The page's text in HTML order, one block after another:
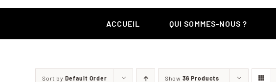
ACCUEIL QUI SOMMES-NOUS ?
Sort by Default Order Show 36 Products